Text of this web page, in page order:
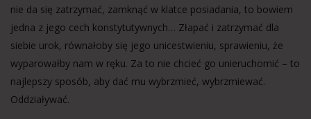
nie da się zatrzymać, zamknąć w klatce posiadania, to bowiem
jedna z jego cech konstytutywnych… Złapać i zatrzymać dla
siebie urok, równałoby się jego unicestwieniu, sprawieniu, że
wyparowałby nam w ręku. Za to nie chcieć go unieruchomić – to
najlepszy sposób, aby dać mu wybrzmieć, wybrzmiewać.
Oddziaływać.